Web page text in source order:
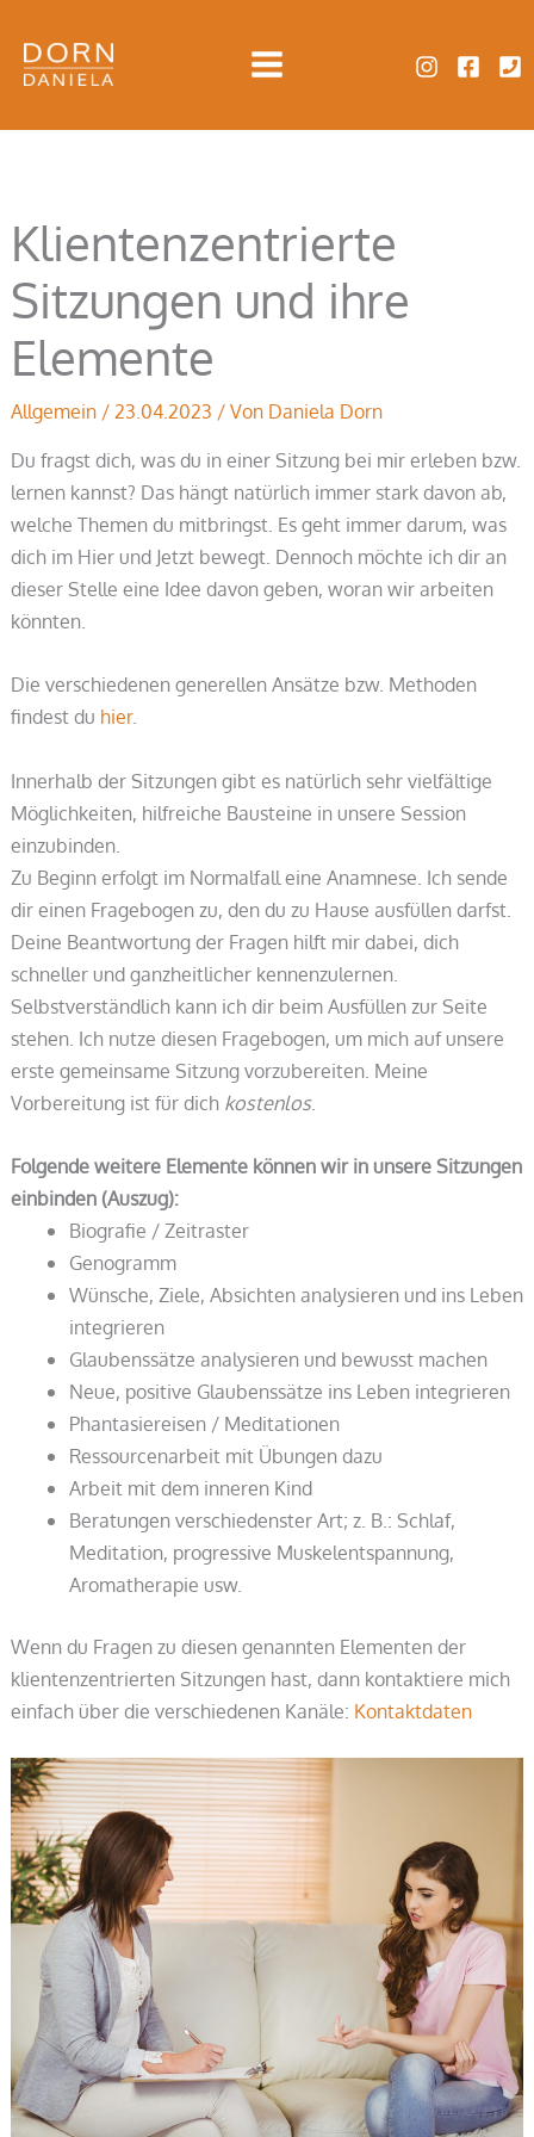
Inhalt
springen
Klientenzentrierte
Sitzungen und ihre
Elemente
Allgemein/23.04.2023 / Von Daniela Dorn
Du fragst dich, was du in einer Sitzung bei mir erleben bzw.
lernen kannst? Das hängt natürlich immer stark davon ab,
welche Themen du mitbringst. Es geht immer darum, was
dich im Hier und Jetzt bewegt. Dennoch möchte ich dir an
dieser Stelle eine Idee davon geben, woran wir arbeiten
könnten.
Die verschiedenen generellen Ansätze bzw. Methoden
findest du hier.
Innerhalb der Sitzungen gibt es natürlich sehr vielfältige
Möglichkeiten, hilfreiche Bausteine in unsere Session
einzubinden.
Zu Beginn erfolgt im Normalfall eine Anamnese. Ich sende
dir einen Fragebogen zu, den du zu Hause ausfüllen darfst.
Deine Beantwortung der Fragen hilft mir dabei, dich
schneller und ganzheitlicher kennenzulernen.
Selbstverständlich kann ich dir beim Ausfüllen zur Seite
stehen. Ich nutze diesen Fragebogen, um mich auf unsere
erste gemeinsame Sitzung vorzubereiten. Meine
Vorbereitung ist für dich kostenlos.
Folgende weitere Elemente können wir in unsere Sitzungen
einbinden (Auszug):
Biografie / Zeitraster
Genogramm
Wünsche, Ziele, Absichten analysieren und ins Leben
integrieren
Glaubenssätze analysieren und bewusst machen
Neue, positive Glaubenssätze ins Leben integrieren
Phantasiereisen / Meditationen
Ressourcenarbeit mit Übungen dazu
Arbeit mit dem inneren Kind
Beratungen verschiedenster Art; z. B.: Schlaf,
Meditation, progressive Muskelentspannung,
Aromatherapie usw.
Wenn du Fragen zu diesen genannten Elementen der
klientenzentrierten Sitzungen hast, dann kontaktiere mich
einfach über die verschiedenen Kanäle: Kontaktdaten